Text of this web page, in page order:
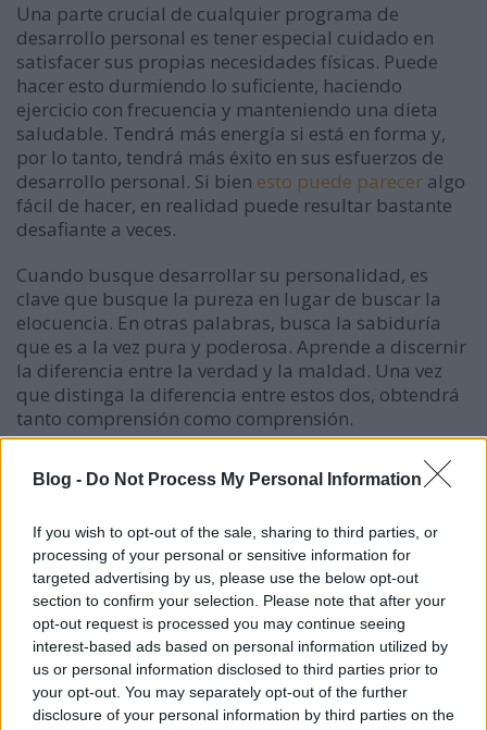
Blog - Do Not Process My Personal Information
If you wish to opt-out of the sale, sharing to third parties, or
processing of your personal or sensitive information for
targeted advertising by us, please use the below opt-out
section to confirm your selection. Please note that after your
opt-out request is processed you may continue seeing
interest-based ads based on personal information utilized by
us or personal information disclosed to third parties prior to
your opt-out. You may separately opt-out of the further
disclosure of your personal information by third parties on the
Una parte crucial de cualquier programa de
desarrollo personal es tener especial cuidado en
satisfacer sus propias necesidades físicas. Puede
hacer esto durmiendo lo suficiente, haciendo
ejercicio con frecuencia y manteniendo una dieta
saludable. Tendrá más energía si está en forma y,
por lo tanto, tendrá más éxito en sus esfuerzos de
desarrollo personal. Si bien esto puede parecer algo
fácil de hacer, en realidad puede resultar bastante
desafiante a veces.
Cuando busque desarrollar su personalidad, es
clave que busque la pureza en lugar de buscar la
elocuencia. En otras palabras, busca la sabiduría
que es a la vez pura y poderosa. Aprende a discernir
la diferencia entre la verdad y la maldad. Una vez
que distinga la diferencia entre estos dos, obtendrá
tanto comprensión como comprensión.
importante que siempre seas fiel a ti mismo y a tus
carácter que por cómote ven los demás. Asegúrese
de que sus acciones siempre reflejen sus valores
fundamentales. La integridad conduce a la
confianza que conduce al éxito.
Los libros de autoayuda son útiles para dar
consejos, pero a veces carecen de cualidades reales
que cambian la vida. Es importante seguir los